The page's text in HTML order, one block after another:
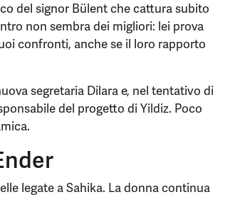
del signor Bülent che cattura subito
non sembra dei migliori: lei prova
confronti, anche se il loro rapporto
segretaria Dilara e, nel tentativo di
del progetto di Yildiz. Poco
legate a Sahika. La donna continua